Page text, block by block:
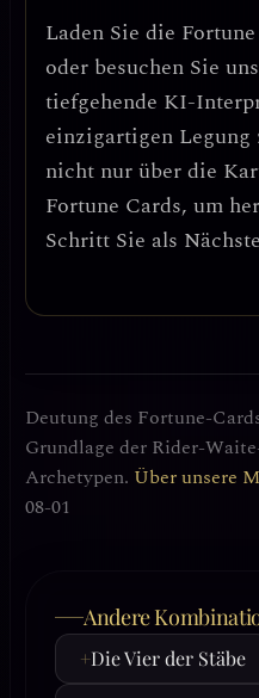
Laden Sie die
oder besuchen Sie
tiefgehende KI-
einzigartigen Legung
nicht nur über die
Fortune Cards, um
Schritt Sie als
Deutung des Fortune-
Grundlage der Rider-
Archetypen. Über unsere
08-01
Andere
+Die Vier der Stäbe